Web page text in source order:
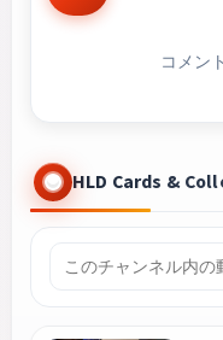
コメン
HLD Cards &